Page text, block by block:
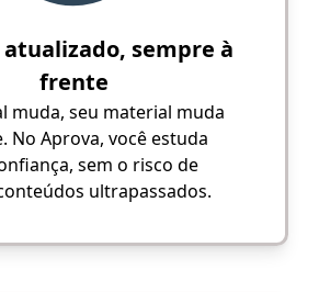
atualizado, sempre à
frente
muda, seu material muda
No Aprova, você estuda
sem o risco de
ultrapassados.